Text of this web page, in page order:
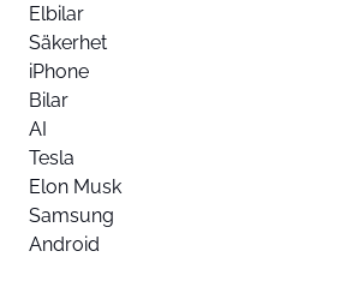
Elbilar
Säkerhet
iPhone
Bilar
AI
Tesla
Elon Musk
Samsung
Android